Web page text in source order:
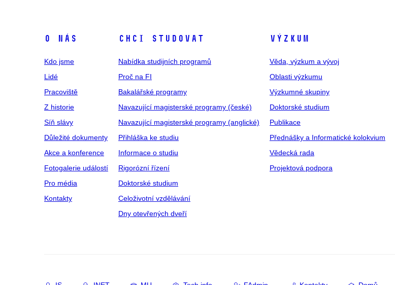
O NÁS
Kdo jsme
Lidé
Pracoviště
Z historie
Síň slávy
Důležité dokumenty
Akce a konference
Fotogalerie událostí
Pro média
Kontakty
CHCI STUDOVAT
Nabídka studijních programů
Proč na FI
Bakalářské programy
Navazující magisterské programy (české)
Navazující magisterské programy (anglické)
Přihláška ke studiu
Informace o studiu
Rigorózní řízení
Doktorské studium
Celoživotní vzdělávání
Dny otevřených dveří
VÝZKUM
Věda, výzkum a vývoj
Oblasti výzkumu
Výzkumné skupiny
Doktorské studium
Publikace
Přednášky a Informatické kolokvium
Vědecká rada
Projektová podpora